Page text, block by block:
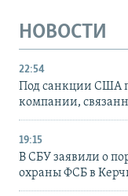
НОВОСТИ
22:54
Под санкции США
компании,
19:15
В СБУ заявили о
охраны ФСБ в